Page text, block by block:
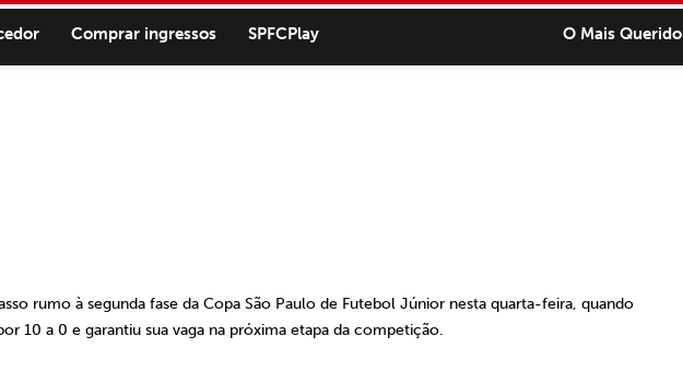
Comprar ingressos SPFCPlay O Mais Querido
rumo à segunda fase da Copa São Paulo de Futebol Júnior nesta quarta-feira, quando
10 a 0 e garantiu sua vaga na próxima etapa da competição.